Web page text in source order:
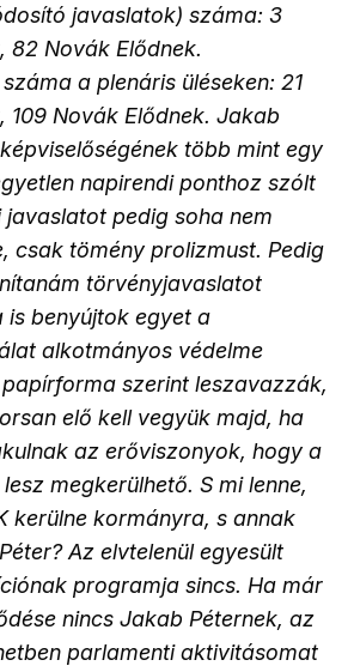
javaslatok) száma: 3
82 Novák Elődnek.
a plenáris üléseken: 21
109 Novák Elődnek. Jakab
több mint egy
napirendi ponthoz szólt
pedig soha nem
csak tömény prolizmust. Pedig
törvényjavaslatot
is benyújtok egyet a
alkotmányos védelme
szerint leszavazzák,
elő kell vegyük majd, ha
az erőviszonyok, hogy a
megkerülhető. S mi lenne,
kerülne kormányra, s annak
Az elvtelenül egyesült
programja sincs. Ha már
nincs Jakab Péternek, az
parlamenti aktivitásomat